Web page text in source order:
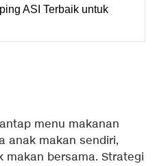
ASI Terbaik untuk
menu makanan
anak makan sendiri,
makan bersama. Strategi